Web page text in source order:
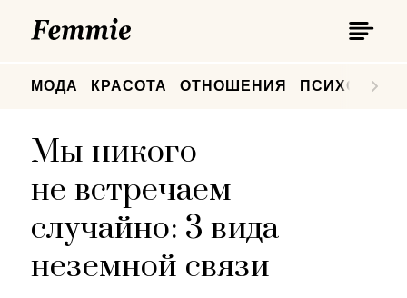
МОДА КРАСОТА ОТНОШЕНИЯ
Мы никого
не встречаем
случайно: 3 вида
неземной связи